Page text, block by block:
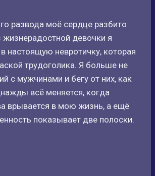
развода моё сердце разбито
жизнерадостной девочки я
настоящую невротичку, которая
трудоголика. Я больше не
с мужчинами и бегу от них, как
всё меняется, когда
врывается в мою жизнь, а ещё
показывает две полоски.